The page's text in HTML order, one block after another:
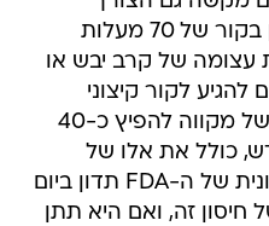
להעביר ולאחסן את החיסון בקור של 70 מעלות
של קרב יבש או
להגיע לקור קיצוני
שכזה. סלוואי אמר כי הממשל מקווה להפיץ כ-40
כולל את אלו של
מודרנה. ועדת מומחים חיצונית של ה-FDA תדון ביום
חיסון זה, ואם היא תתן